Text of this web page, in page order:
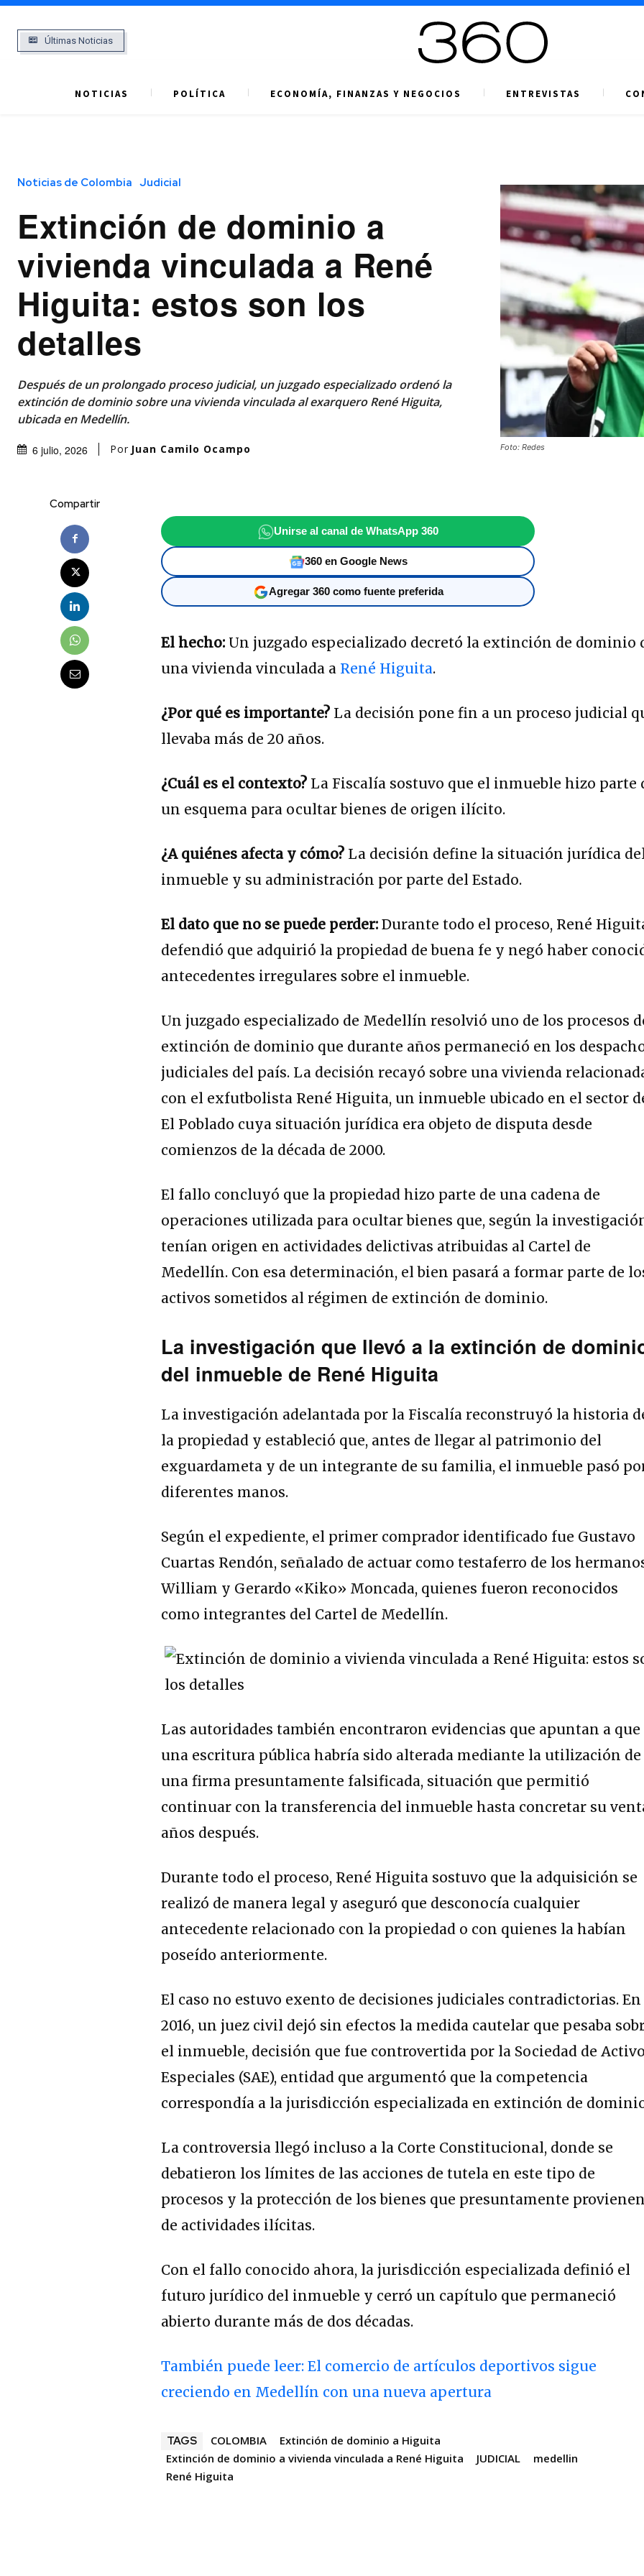
Últimas Noticias
NOTICIAS POLÍTICA ECONOMÍA, FINANZAS Y NEGOCIOS ENTREVISTAS
Noticias de Colombia Judicial
Extinción de dominio a
vivienda vinculada a René
Higuita: estos son los
detalles
Después de un prolongado proceso judicial, un juzgado especializado ordenó la
extinción de dominio sobre una vivienda vinculada al exarquero René Higuita,
ubicada en Medellín.
6 julio, 2026 Por Juan Camilo Ocampo Foto: Redes
Compartir
Unirse al canal de WhatsApp 360
360 en Google News
Agregar 360 como fuente preferida
El hecho: Un juzgado especializado decretó la extinción de dominio
una vivienda vinculada a René Higuita.
¿Por qué es importante? La decisión pone fin a un proceso judicial
llevaba más de 20 años.
¿Cuál es el contexto? La Fiscalía sostuvo que el inmueble hizo parte
un esquema para ocultar bienes de origen ilícito.
¿A quiénes afecta y cómo? La decisión define la situación jurídica
inmueble y su administración por parte del Estado.
El dato que no se puede perder:Durante todo el proceso, René
defendió que adquirió la propiedad de buena fe y negó haber
antecedentes irregulares sobre el inmueble.
Un juzgado especializado de Medellín resolvió uno de los procesos
extinción de dominio que durante años permaneció en los
judiciales del país. La decisión recayó sobre una vivienda
con el exfutbolista René Higuita, un inmueble ubicado en el sector
El Poblado cuya situación jurídica era objeto de disputa desde
comienzos de la década de 2000.
El fallo concluyó que la propiedad hizo parte de una cadena de
operaciones utilizada para ocultar bienes que, según la
tenían origen en actividades delictivas atribuidas al Cartel de
Medellín. Con esa determinación, el bien pasará a formar parte de
activos sometidos al régimen de extinción de dominio.
La investigación que llevó a la extinción de
del inmueble de René Higuita
La investigación adelantada por la Fiscalía reconstruyó la historia
la propiedad y estableció que, antes de llegar al patrimonio del
exguardameta y de un integrante de su familia, el inmueble pasó
diferentes manos.
Según el expediente, el primer comprador identificado fue Gustavo
Cuartas Rendón, señalado de actuar como testaferro de los
William y Gerardo «Kiko» Moncada, quienes fueron reconocidos
como integrantes del Cartel de Medellín.
Las autoridades también encontraron evidencias que apuntan a que
una escritura pública habría sido alterada mediante la utilización de
una firma presuntamente falsificada, situación que permitió
continuar con la transferencia del inmueble hasta concretar su
años después.
Durante todo el proceso, René Higuita sostuvo que la adquisición se
realizó de manera legal y aseguró que desconocía cualquier
antecedente relacionado con la propiedad o con quienes la habían
poseído anteriormente.
El caso no estuvo exento de decisiones judiciales contradictorias. En
2016, un juez civil dejó sin efectos la medida cautelar que pesaba
el inmueble, decisión que fue controvertida por la Sociedad de
Especiales (SAE), entidad que argumentó que la competencia
correspondía a la jurisdicción especializada en extinción de
La controversia llegó incluso a la Corte Constitucional, donde se
debatieron los límites de las acciones de tutela en este tipo de
procesos y la protección de los bienes que presuntamente
de actividades ilícitas.
Con el fallo conocido ahora, la jurisdicción especializada definió el
futuro jurídico del inmueble y cerró un capítulo que permaneció
abierto durante más de dos décadas.
También puede leer: El comercio de artículos deportivos sigue
creciendo en Medellín con una nueva apertura
TAGS COLOMBIA
Extinción de dominio a Higuita
Extinción de dominio a vivienda vinculada a René Higuita
JUDICIAL
medellin
René Higuita